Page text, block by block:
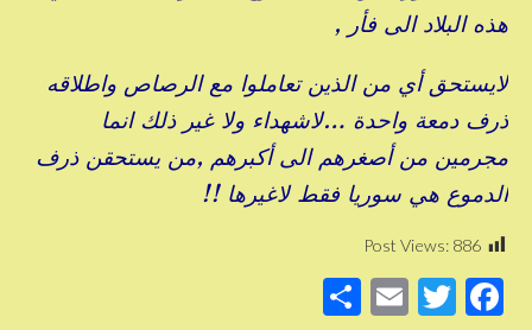
هذه البلاد الى فأر ,
لايستحق أي من الذين تعاملوا مع الرصاص واطلاقه
ذرف دمعة واحدة …لاشهداء ولا غير ذلك انما
مجرمين من أصغرهم الى أكبرهم ,من يستحقن ذرف
الدموع هي سوريا فقط لاغيرها !!
Post Views: 886
F
T
E